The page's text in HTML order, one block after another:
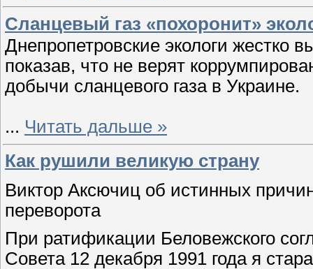
Сланцевый газ «похоронит»
Днепропетровские экологи жестко
показав, что не верят
добычи сланцевого газа в Украине.
... Читать дальше »
Как рушили великую страну
Виктор Аксючиц об истинных
переворота
При ратификации Беловежского
Совета 12 декабря 1991 года я